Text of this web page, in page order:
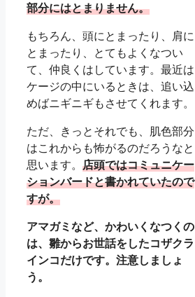
部分にはとまりません。
もちろん、頭にとまったり、肩に
とまったり、とてもよくなつい
て、仲良くはしています。最近は
ケージの中にいるときは、追い込
めばニギニギもさせてくれます。
ただ、きっとそれでも、肌色部分
はこれからも怖がるのだろうなと
思います。 店頭ではコミュニケー
ションバードと書かれていたので
すが。
アマガミなど、かわいくなつくの
は、雛からお世話をしたコザクラ
インコだけです。注意しましょ
う。